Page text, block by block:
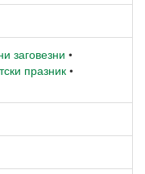
заговезни •
празник •